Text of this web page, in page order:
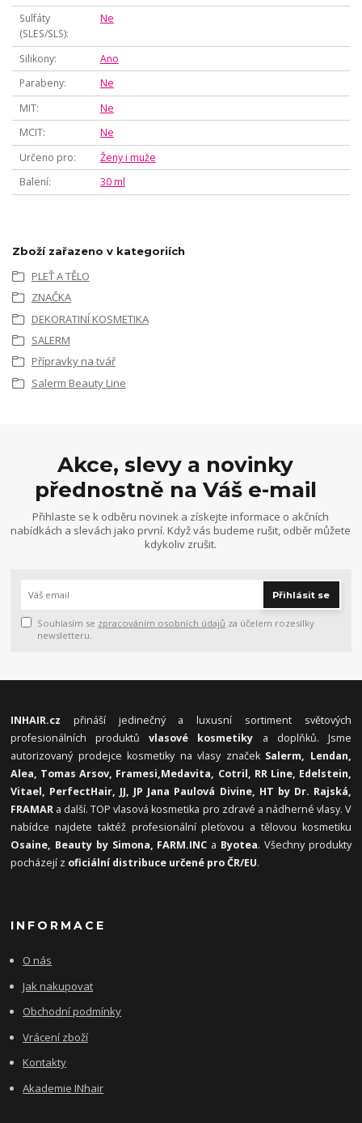
Sulfáty
(SLES/SLS)
Ne
Silikony
Ano
Parabeny
Ne
MIT
Ne
MCIT
Ne
Určeno pro
Ženy i muže
Balení
30 ml
Zboží zařazeno v kategoriích
PLEŤ A TĚLO
ZNAČKA
DEKORATINÍ KOSMETIKA
SALERM
Přípravky na tvář
Salerm Beauty Line
Akce, slevy a novinky
přednostně na Váš e-mail
Přihlaste se k odběru novinek a získejte informace o akčních
nabídkách a slevách jako první. Když vás budeme rušit, odběr můžete
kdykoliv zrušit.
Přihlásit se
Souhlasím se zpracováním osobních údajů za účelem rozesílky
newsletteru.
INHAIR.cz přináší jedinečný a luxusní sortiment světových
profesionálních produktůvlasové kosmetiky a doplňků. Jsme
autorizovaný prodejce kosmetiky na vlasy značek Salerm, Lendan,
Alea, Tomas Arsov, Framesi,Medavita, Cotril, RR Line, Edelstein,
Vitael, PerfectHair, JJ, JP Jana Paulová Divine, HT by Dr. Rajská,
FRAMAR a další. TOP vlasová kosmetika pro zdravé a nádherné vlasy. V
nabídce najdete taktéž profesionální pleťovou a tělovou kosmetiku
Osaine, Beauty by Simona, FARM.INC a Byotea. Všechny produkty
pocházejí z oficiální distribuce určené pro ČR/EU.
INFORMACE
O nás
Jak nakupovat
Obchodní podmínky
Vrácení zboží
Kontakty
Akademie INhair